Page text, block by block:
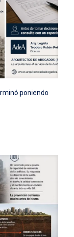
poniendo